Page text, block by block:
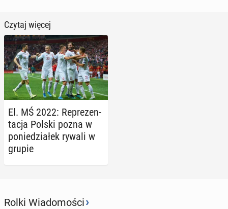
Czytaj więcej
El. MŚ 2022: Re­pre­zen­
ta­cja Polski pozna w
po­nie­dzia­łek rywali w
grupie
Rolki Wiadomości›